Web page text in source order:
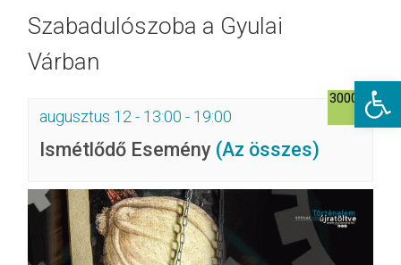
Szabadulószoba a Gyulai
Várban
augusztus 12 - 13:00 - 19:00
Ismétlődő Esemény (Az összes)
3000Ft